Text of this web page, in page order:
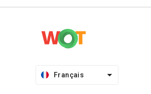
Français